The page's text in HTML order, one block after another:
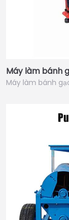
Máy làm bánh
Máy làm bánh